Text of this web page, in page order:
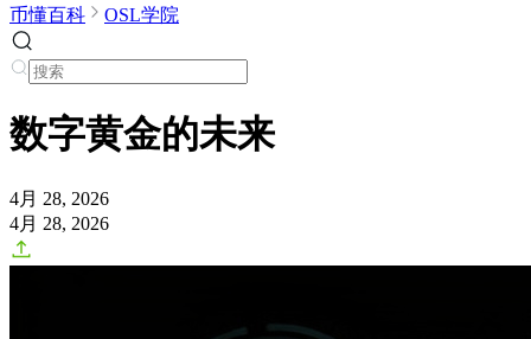
币懂百科 OSL学院
数字黄金的未来
4月 28, 2026
4月 28, 2026